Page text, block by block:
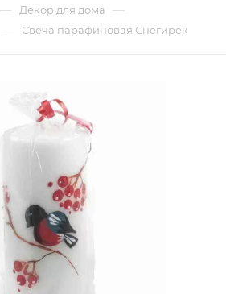
— Декор для дома —
— Свеча парафиновая Снегирек